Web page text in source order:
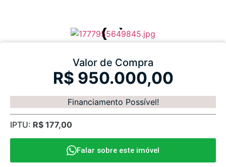
Valor de Compra
R$ 950.000,00
Financiamento Possível!
IPTU: R$ 177,00
Falar sobre este imóvel